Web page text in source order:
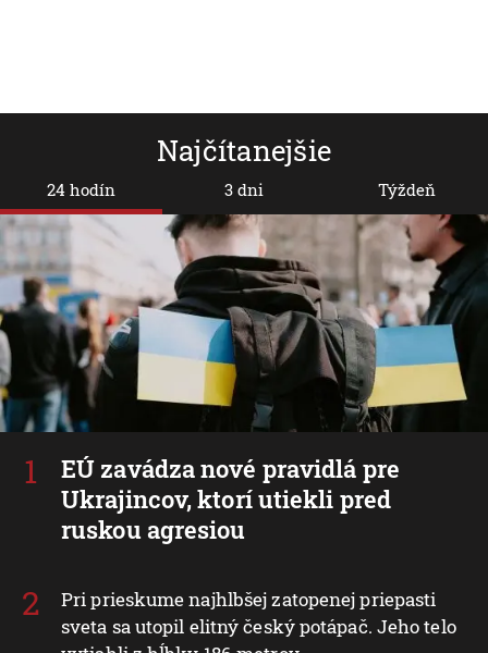
Najčítanejšie
24 hodín
EÚ zavádza nové pravidlá pre
Ukrajincov, ktorí utiekli pred
ruskou agresiou
Pri prieskume najhlbšej zatopenej priepasti
sveta sa utopil elitný český potápač. Jeho telo
3 dni Týždeň